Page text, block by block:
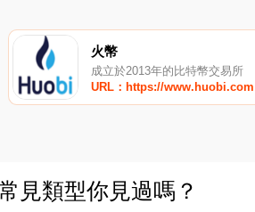
火幣
成立於2013年的比特幣交易所
URL：https://www.huobi.com
見類型你見過嗎？